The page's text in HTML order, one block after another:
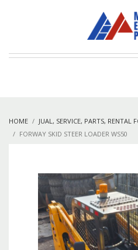
HOME JUAL, SERVICE, PARTS, RENTAL
FORWAY SKID STEER LOADER WS50